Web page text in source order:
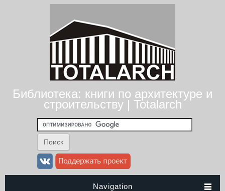
Библиотека: книги по архитектуре и
строительству | Totalarch
Navigation